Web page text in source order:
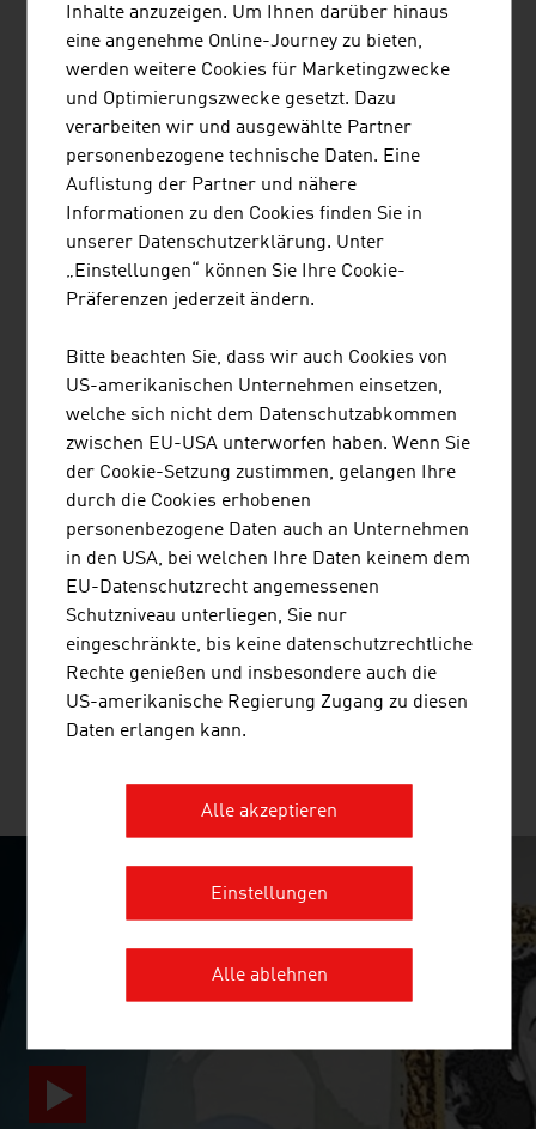
MÜNZER BIOINDUSTRIE GMBH
Der Leistungsumfang der Münzer Bioindustrie GmbH
umfasst die Entsorgung von flüssigen Abfällen, die
Sammlung und Verwertung von Altspeiseölen.
AIT AUSTRIAN INSTITUTE OF TECHNOLOGY
AIT ist Österreichs größte außeruniversitäre
Forschungseinrichtung.
ANDRITZ AG
Der internationale Technologiekonzern ANDRITZ liefert
ein breites Portfolio an innovativen Anlagen,
Ausrüstungen, Systemen und Serviceleistungen in
verschiedenen Industrien.
MEHR UNTERNEHMEN
SURPRISINGLY INGENIOUS
Inhalte anzuzeigen. Um Ihnen darüber hinaus
eine angenehme Online-Journey zu bieten,
werden weitere Cookies für Marketingzwecke
und Optimierungszwecke gesetzt. Dazu
verarbeiten wir und ausgewählte Partner
personenbezogene technische Daten. Eine
Auflistung der Partner und nähere
Informationen zu den Cookies finden Sie in
unserer Datenschutzerklärung. Unter
„Einstellungen“ können Sie Ihre Cookie-
Präferenzen jederzeit ändern.
Bitte beachten Sie, dass wir auch Cookies von
US-amerikanischen Unternehmen einsetzen,
welche sich nicht dem Datenschutzabkommen
zwischen EU-USA unterworfen haben. Wenn Sie
der Cookie-Setzung zustimmen, gelangen Ihre
durch die Cookies erhobenen
personenbezogene Daten auch an Unternehmen
in den USA, bei welchen Ihre Daten keinem dem
EU-Datenschutzrecht angemessenen
Schutzniveau unterliegen, Sie nur
eingeschränkte, bis keine datenschutzrechtliche
Rechte genießen und insbesondere auch die
US-amerikanische Regierung Zugang zu diesen
Daten erlangen kann.
Alle akzeptieren
Einstellungen
Alle ablehnen